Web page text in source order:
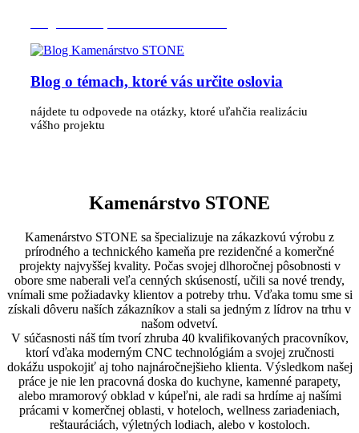
Blog o témach, ktoré vás určite oslovia
nájdete tu odpovede na otázky, ktoré uľahčia realizáciu
vášho projektu
Kamenárstvo STONE
Kamenárstvo STONE sa špecializuje na zákazkovú výrobu z
prírodného a technického kameňa pre rezidenčné a komerčné
projekty najvyššej kvality. Počas svojej dlhoročnej pôsobnosti v
obore sme naberali veľa cenných skúseností, učili sa nové trendy,
vnímali sme požiadavky klientov a potreby trhu. Vďaka tomu sme si
získali dôveru naších zákazníkov a stali sa jedným z lídrov na trhu v
našom odvetví.
V súčasnosti náš tím tvorí zhruba 40 kvalifikovaných pracovníkov,
ktorí vďaka moderným CNC technológiám a svojej zručnosti
dokážu uspokojiť aj toho najnáročnejšieho klienta. Výsledkom našej
práce je nie len pracovná doska do kuchyne, kamenné parapety,
alebo mramorový obklad v kúpeľni, ale radi sa hrdíme aj našími
prácami v komerčnej oblasti, v hoteloch, wellness zariadeniach,
reštauráciách, výletných lodiach, alebo v kostoloch.